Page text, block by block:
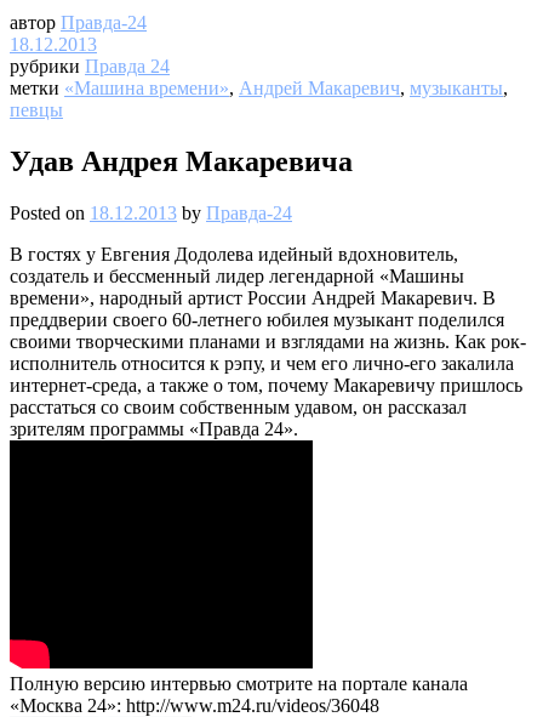
автор Правда-24
18.12.2013
рубрики Правда 24
метки «Машина времени», Андрей Макаревич, музыканты,
певцы
Удав Андрея Макаревича
Posted on 18.12.2013 by Правда-24
В гостях у Евгения Додолева идейный вдохновитель,
создатель и бессменный лидер легендарной «Машины
времени», народный артист России Андрей Макаревич. В
преддверии своего 60-летнего юбилея музыкант поделился
своими творческими планами и взглядами на жизнь. Как рок-
исполнитель относится к рэпу, и чем его лично-его закалила
интернет-среда, а также о том, почему Макаревичу пришлось
расстаться со своим собственным удавом, он рассказал
зрителям программы «Правда 24».
Полную версию интервью смотрите на портале канала
«Москва 24»: http://www.m24.ru/videos/36048